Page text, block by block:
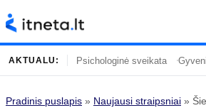
AKTUALU: Psichologinė sveikata
Pradinis puslapis » Naujausi straipsniai »